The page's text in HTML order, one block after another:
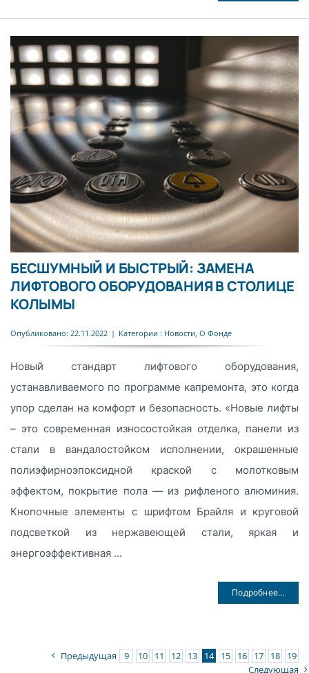
БЕСШУМНЫЙ И БЫСТРЫЙ: ЗАМЕНА
ЛИФТОВОГО ОБОРУДОВАНИЯ В СТОЛИЦЕ
КОЛЫМЫ
Опубликовано: 22.11.2022 | Категории : Новости О Фонде
Новый стандарт лифтового оборудования,
устанавливаемого по программе капремонта, это когда
упор сделан на комфорт и безопасность. «Новые лифты
– это современная износостойкая отделка, панели из
стали в вандалостойком исполнении, окрашенные
полиэфирноэпоксидной краской с молотковым
эффектом, покрытие пола — из рифленого алюминия.
Кнопочные элементы с шрифтом Брайля и круговой
подсветкой из нержавеющей стали, яркая и
энергоэффективная ...
Подробнее…
Предыдущая 9 10 11 12 13 14 15 16 17 18
19
Следующая